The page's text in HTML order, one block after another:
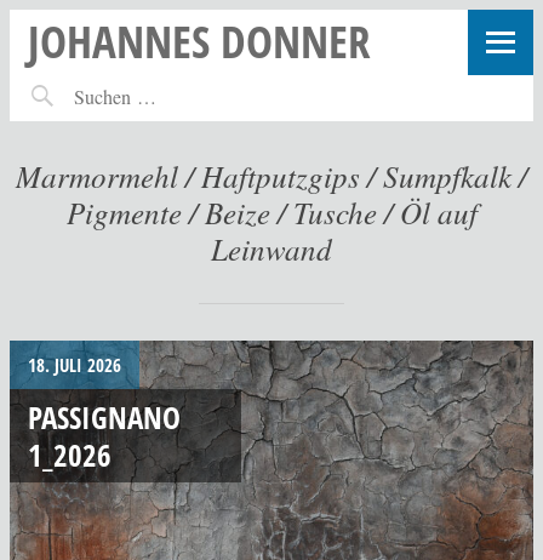
JOHANNES DONNER
Marmormehl / Haftputzgips / Sumpfkalk /
Pigmente / Beize / Tusche / Öl auf
Leinwand
18. JULI 2026
PASSIGNANO
1_2026